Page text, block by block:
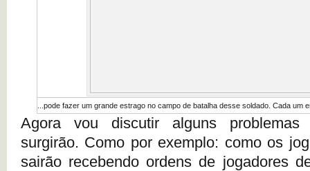
...pode fazer um grande estrago no campo de batalha desse soldado. Cada um
Agora vou discutir alguns problemas
surgirão. Como por exemplo: como os
sairão recebendo ordens de jogadores